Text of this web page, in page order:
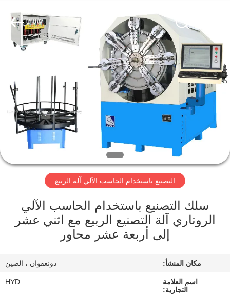
الصفحة
الرئيسية
منتجات
معلومات
عنا
المعمل
مراقبة
Machinery
Ltd.
Rights
Reserved.
التصنيع باستخدام الحاسب الآلي آلة الربيع
سلك التصنيع باستخدام الحاسب الآلي
الروتاري آلة التصنيع الربيع مع اثني عشر
إلى أربعة عشر محاور
مكان المنشأ: دونغقوان ، الصين
اسم العلامة
التجارية:
HYD